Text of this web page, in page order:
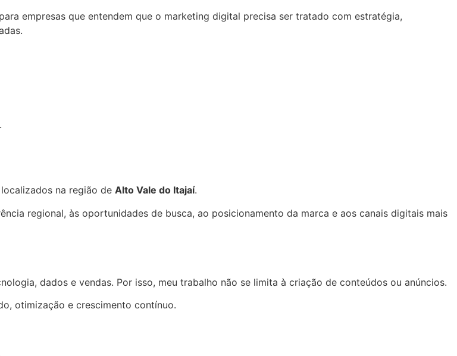
empresas que entendem que o marketing digital precisa ser tratado com estratégia,
na região de Alto Vale do Itajaí.
regional, às oportunidades de busca, ao posicionamento da marca e aos canais digitais mais
dados e vendas. Por isso, meu trabalho não se limita à criação de conteúdos ou anúncios.
otimização e crescimento contínuo.